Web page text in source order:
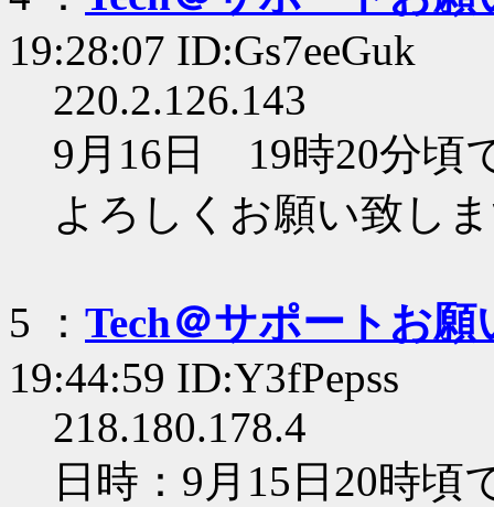
19:28:07 ID:Gs7eeGuk
220.2.126.143
9月16日 19時20分頃
よろしくお願い致し
5 ： Tech＠サポートお
19:44:59 ID:Y3fPepss
218.180.178.4
日時：9月15日20時頃